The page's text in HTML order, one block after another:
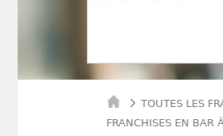
TOUTES LES
FRANCHISES EN BAR